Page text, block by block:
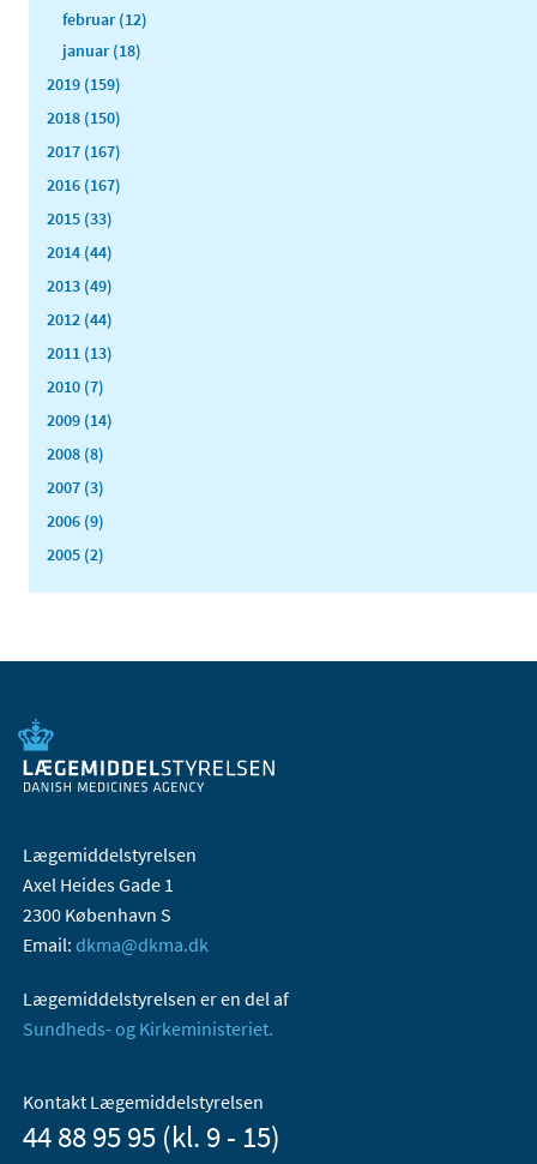
februar (12)
januar (18)
2019 (159)
2018 (150)
2017 (167)
2016 (167)
2015 (33)
2014 (44)
2013 (49)
2012 (44)
2011 (13)
2010 (7)
2009 (14)
2008 (8)
2007 (3)
2006 (9)
2005 (2)
Lægemiddelstyrelsen
Axel Heides Gade 1
2300 København S
Email: dkma@dkma.dk
Lægemiddelstyrelsen er en del af
Sundheds- og Kirkeministeriet.
Kontakt Lægemiddelstyrelsen
44 88 95 95 (kl. 9 - 15)